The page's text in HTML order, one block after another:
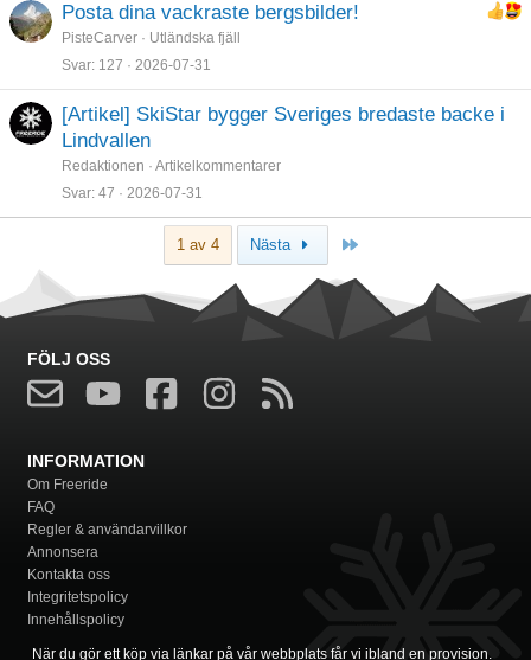
Posta dina vackraste bergsbilder!
PisteCarver
Utländska fjäll
Svar 127 2026-07-31
[Artikel] SkiStar bygger Sveriges bredaste backe i
Lindvallen
Redaktionen
Artikelkommentarer
Svar 47 2026-07-31
1 av 4 Nästa
FÖLJ OSS
INFORMATION
Om Freeride
FAQ
Regler & användarvillkor
Annonsera
Kontakta oss
Integritetspolicy
Innehållspolicy
När du gör ett köp via länkar på vår webbplats får vi ibland en provision.